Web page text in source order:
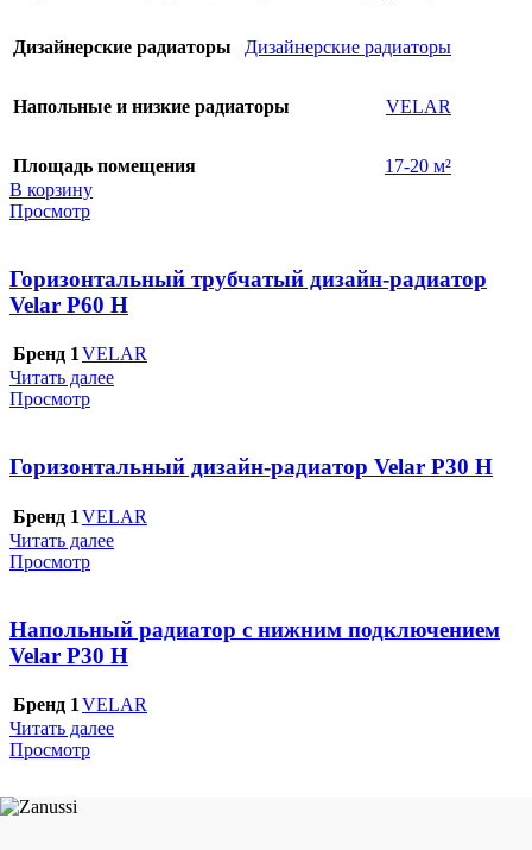
Дизайнерские радиаторы Дизайнерские радиаторы
Напольные и низкие радиаторы VELAR
Площадь помещения
17-20 м²
В корзину
Просмотр
Горизонтальный трубчатый дизайн-радиатор
Velar P60 H
Бренд 1VELAR
Читать далее
Просмотр
Горизонтальный дизайн-радиатор Velar P30 H
Бренд 1 VELAR
Читать далее
Просмотр
Напольный радиатор с нижним подключением
Velar P30 H
Бренд 1 VELAR
Читать далее
Просмотр